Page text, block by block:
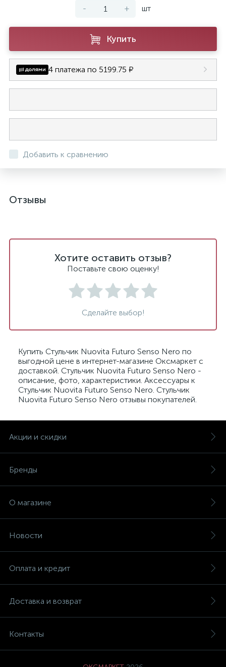
- + шт
Купить
4 платежа по 5199.75 ₽
Добавить к сравнению
Отзывы
Хотите оставить отзыв?
Поставьте свою оценку!
Сделайте выбор!
Купить Стульчик Nuovita Futuro Senso Nero по
выгодной цене в интернет-магазине Оксмаркет с
доставкой. Стульчик Nuovita Futuro Senso Nero -
описание, фото, характеристики. Аксессуары к
Стульчик Nuovita Futuro Senso Nero. Стульчик
Nuovita Futuro Senso Nero отзывы покупателей.
Акции и скидки
Бренды
О магазине
Новости
Оплата и кредит
Доставка и возврат
Контакты